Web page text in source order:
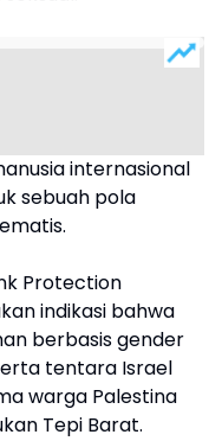
internasional
sebuah pola
Protection
indikasi bahwa
berbasis gender
tentara Israel
warga Palestina
Tepi Barat.